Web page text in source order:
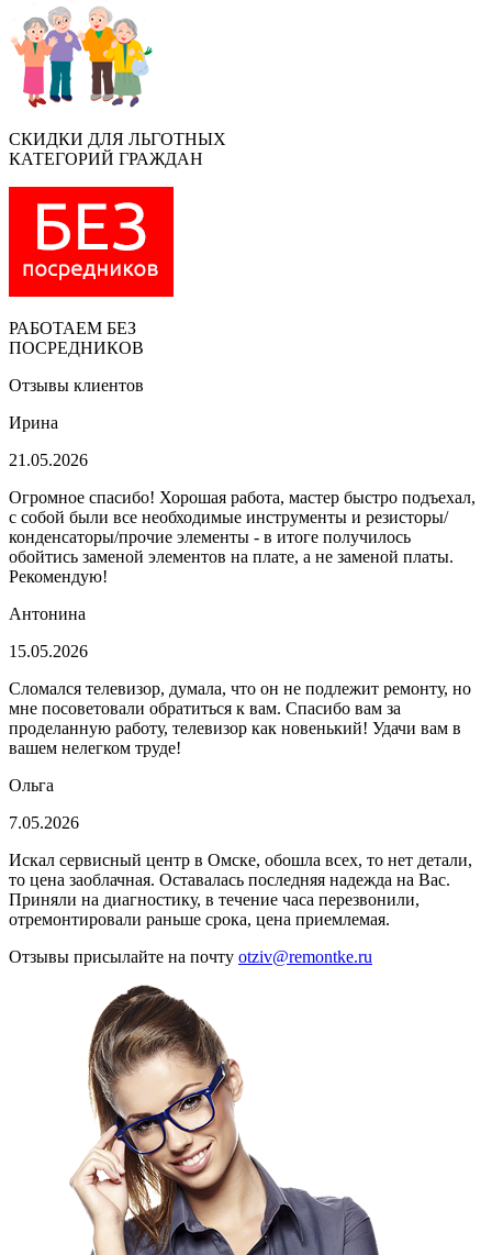
СКИДКИ ДЛЯ ЛЬГОТНЫХ
КАТЕГОРИЙ ГРАЖДАН
РАБОТАЕМ БЕЗ
ПОСРЕДНИКОВ
Отзывы клиентов
Ирина
21.05.2026
Огромное спасибо! Хорошая работа, мастер быстро подъехал,
с собой были все необходимые инструменты и резисторы/
конденсаторы/прочие элементы - в итоге получилось
обойтись заменой элементов на плате, а не заменой платы.
Рекомендую!
Антонина
15.05.2026
Сломался телевизор, думала, что он не подлежит ремонту, но
мне посоветовали обратиться к вам. Спасибо вам за
проделанную работу, телевизор как новенький! Удачи вам в
вашем нелегком труде!
Ольга
7.05.2026
Искал сервисный центр в Омске, обошла всех, то нет детали,
то цена заоблачная. Оставалась последняя надежда на Вас.
Приняли на диагностику, в течение часа перезвонили,
отремонтировали раньше срока, цена приемлемая.
Отзывы присылайте на почту otziv@remontke.ru